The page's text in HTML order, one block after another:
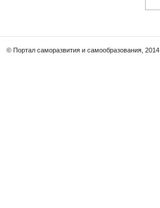
© Портал саморазвития и самообразования, 2014